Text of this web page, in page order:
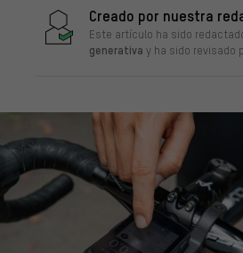
Creado por nuestra
Este artículo ha sido
generativa y ha sido revisado